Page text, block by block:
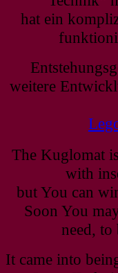
hat ein
weitere
The Kuglomat
with
but You can
Soon You
need,
It came into